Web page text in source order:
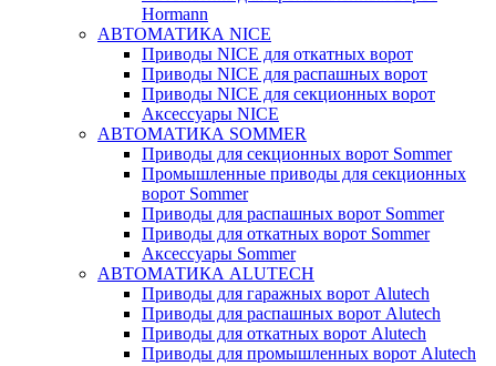
Hormann
АВТОМАТИКА NICE
Приводы NICE для откатных ворот
Приводы NICE для распашных ворот
Приводы NICE для секционных ворот
Аксессуары NICE
АВТОМАТИКА SOMMER
Приводы для секционных ворот Sommer
Промышленные приводы для секционных
ворот Sommer
Приводы для распашных ворот Sommer
Приводы для откатных ворот Sommer
Аксессуары Sommer
АВТОМАТИКА ALUTECH
Приводы для гаражных ворот Alutech
Приводы для распашных ворот Alutech
Приводы для откатных ворот Alutech
Приводы для промышленных ворот Alutech